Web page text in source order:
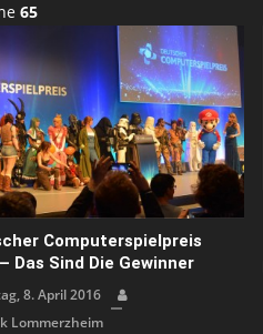
65
Computerspielpreis
Das Sind Die Gewinner
8. April 2016
Lommerzheim